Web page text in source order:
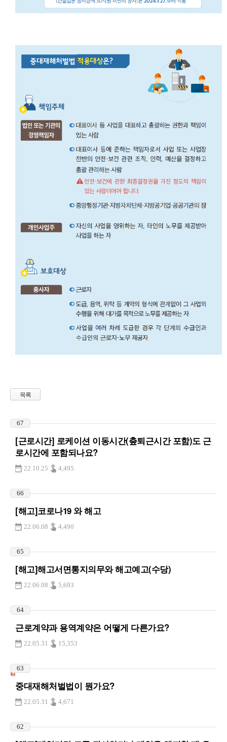
목록
67
[근로시간] 로케이션 이동시간(춮퇴근시간 포함)도 근
로시간에 포함되나요?
22.10.25 4,495
66
[해고]코로나19 와 해고
22.06.08 4,490
65
[해고]해고서면통지의무와 해고예고(수당)
22.06.08 5,693
64
근로계약과 용역계약은 어떻게 다른가요?
22.05.31 15,353
63
중대재해처벌법이 뭔가요?
22.05.31 4,671
62